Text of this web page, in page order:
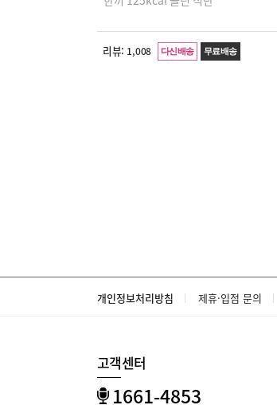
리뷰: 1,008 다신배송 무료배송
개인정보처리방침 제휴·입점 문의
고객센터
1661-4853